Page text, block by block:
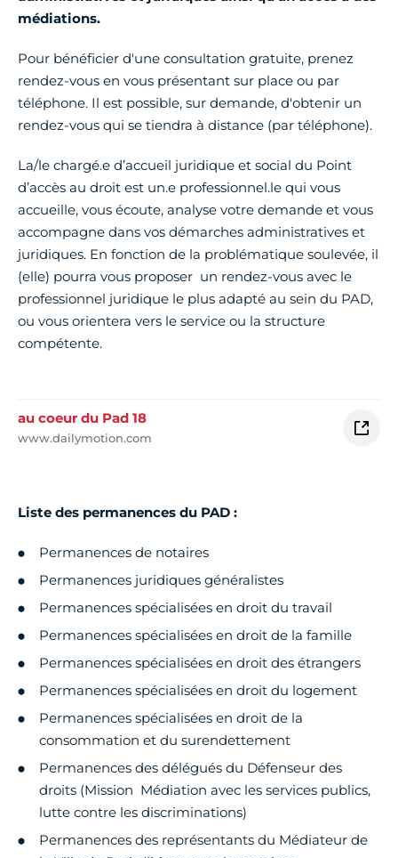
médiations.
Pour bénéficier d'une consultation gratuite, prenez
rendez-vous en vous présentant sur place ou par
téléphone. Il est possible, sur demande, d'obtenir un
rendez-vous qui se tiendra à distance (par téléphone).
La/le chargé.e d’accueil juridique et social du Point
d’accès au droit est un.e professionnel.le qui vous
accueille, vous écoute, analyse votre demande et vous
accompagne dans vos démarches administratives et
juridiques. En fonction de la problématique soulevée, il
(elle) pourra vous proposer un rendez-vous avec le
professionnel juridique le plus adapté au sein du PAD,
ou vous orientera vers le service ou la structure
compétente.
au coeur du Pad 18
www.dailymotion.com
Liste des permanences du PAD :
Permanences de notaires
Permanences juridiques généralistes
Permanences spécialisées en droit du travail
Permanences spécialisées en droit de la famille
Permanences spécialisées en droit des étrangers
Permanences spécialisées en droit du logement
Permanences spécialisées en droit de la
consommation et du surendettement
Permanences des délégués du Défenseur des
droits (Mission Médiation avec les services publics,
lutte contre les discriminations)
Permanences des représentants du Médiateur de